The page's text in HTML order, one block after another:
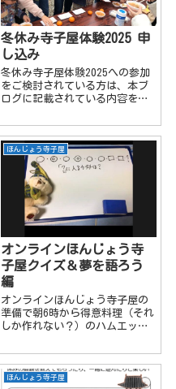
冬休み寺子屋体験2025 申
し込み
冬休み寺子屋体験2025への参加
をご検討されている方は、本ブ
ログに記載されている内容をご
じょう寺子屋のイベントに参加
するにはほんじょう寺子屋LINE
オープンチャットに登録する必
要があります！ 今年...
ほんじょう寺子屋
オンラインほんじょう寺
子屋クイズ＆夢を語ろう
編
オンラインほんじょう寺子屋の
準備で朝6時から得意料理（それ
しか作れない？）のハムエッグ
プペルの歌を口ずさんでいた
ら、妻に「ほんとうるさい(# ﾟ
Дﾟ)」と叱られてしまった（当
ほんじょう寺子屋